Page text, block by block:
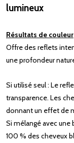
lumineux
Résultats de couleur
Offre des reflets
une profondeur
Si utilisé seul : Le
transparence. Les
donnant un effet de
Si mélangé avec une
100 % des cheveux